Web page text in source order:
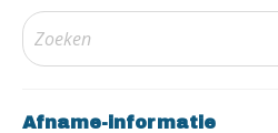
Afname-informatie